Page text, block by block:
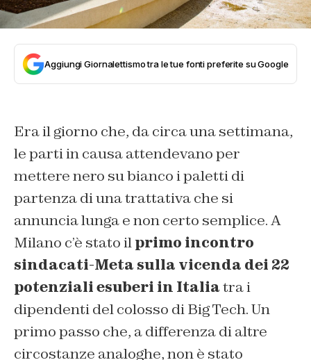
Aggiungi Giornalettismo tra le tue fonti preferite su Google
Era il giorno che, da circa una settimana,
le parti in causa attendevano per
mettere nero su bianco i paletti di
partenza di una trattativa che si
annuncia lunga e non certo semplice. A
Milano c’è stato ilprimo incontro
sindacati-Meta sulla vicenda dei 22
potenziali esuberi in Italiatra i
dipendenti del colosso di Big Tech. Un
primo passo che, a differenza di altre
circostanze analoghe, non è stato